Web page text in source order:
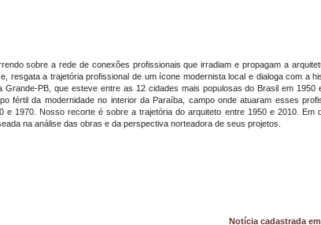
sobre a rede de conexões profissionais que irradiam e propagam a
a trajetória profissional de um ícone modernista local e dialoga com a
PB, que esteve entre as 12 cidades mais populosas do Brasil em 1950
fértil da modernidade no interior da Paraíba, campo onde atuaram esses
1970. Nosso recorte é sobre a trajetória do arquiteto entre 1950 e 2010. Em
na análise das obras e da perspectiva norteadora de seus projetos.
Notícia cadastrada